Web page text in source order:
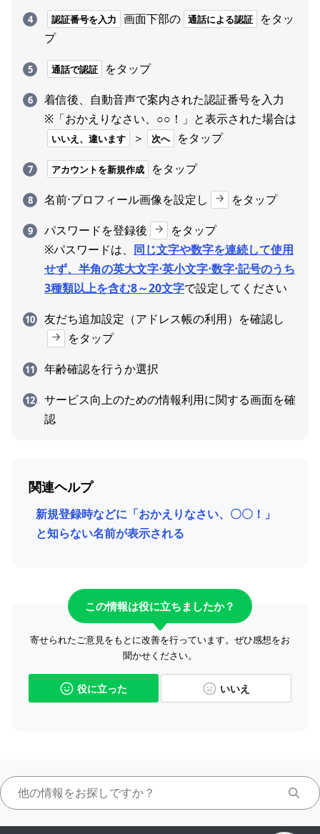
認証番号を入力 画面下部の 通話による認証
をタッ
プ
通話で認証
をタップ
着信後、自動音声で案内された認証番号を入力
※「おかえりなさい、○○！」と表示された場合は
いいえ、違います ＞ 次へ をタップ
アカウントを新規作成
をタップ
名前⋅プロフィール画像を設定し
をタップ
パスワードを登録後
をタップ
※パスワードは、 同じ文字や数字を連続して使用
せず、半角の英大文字⋅英小文字⋅数字⋅記号のうち
3種類以上を含む8～20文字で設定してください
友だち追加設定（アドレス帳の利用）を確認し
をタップ
年齢確認を行うか選択
サービス向上のための情報利用に関する画面を確
認
関連ヘルプ
新規登録時などに「おかえりなさい、〇〇！」
と知らない名前が表示される
この情報は役に立ちましたか？
寄せられたご意見をもとに改善を行っています。ぜひ感想をお
聞かせください。
役に立った いいえ